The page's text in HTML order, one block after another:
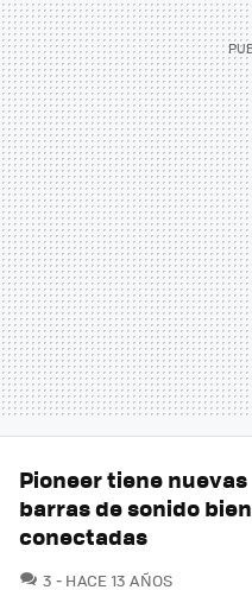
Pioneer tiene nuevas
barras de sonido bien
conectadas
3 COMENTARIOS
HACE 13 AÑOS